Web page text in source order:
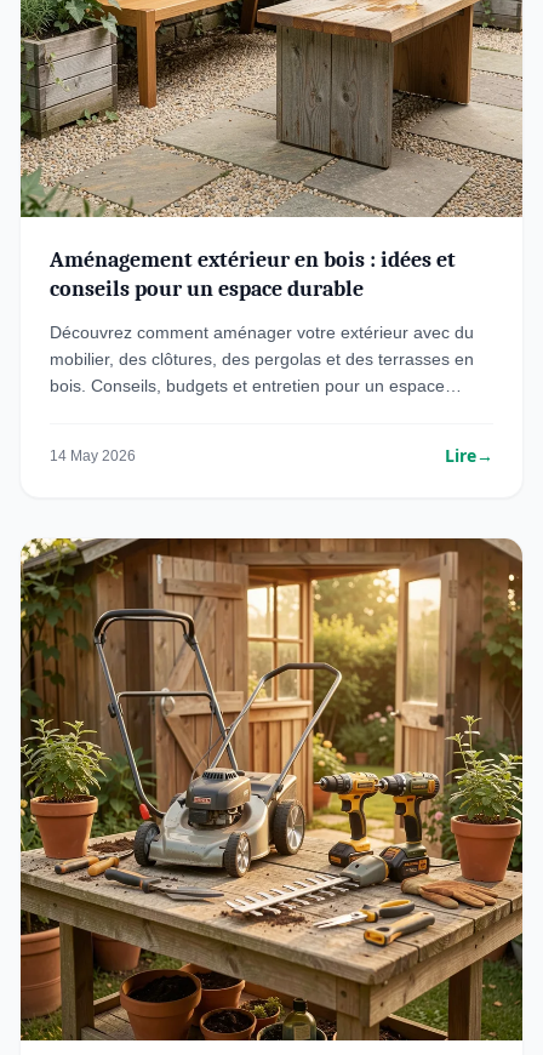
Aménagement extérieur en bois : idées et
conseils pour un espace durable
Découvrez comment aménager votre extérieur avec du
mobilier, des clôtures, des pergolas et des terrasses en
bois. Conseils, budgets et entretien pour un espace
14 May 2026 Lire→